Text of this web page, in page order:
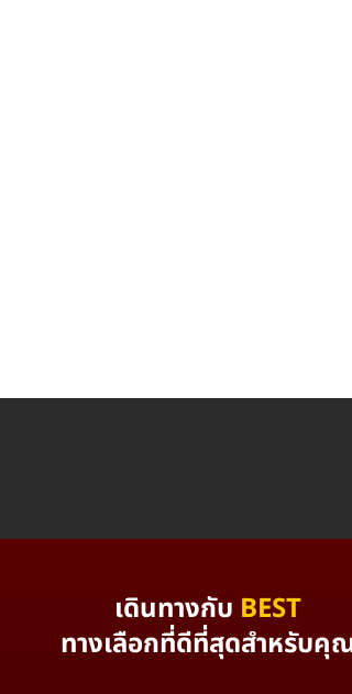
เดินทางกับ BEST
ทางเลือกที่ดีที่สุดสำหรับคุ